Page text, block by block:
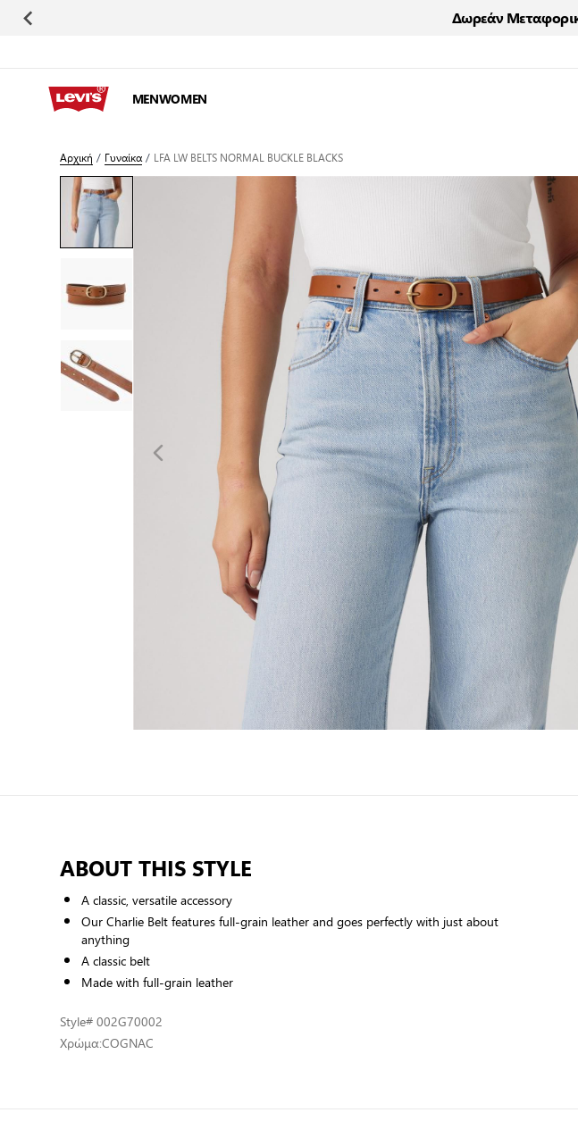
Δωρεάν
MENWOMEN
Αρχική / Γυναίκα/ LFA LW BELTS NORMAL BUCKLE BLACKS
ABOUT THIS STYLE
A classic, versatile accessory
Our Charlie Belt features full-grain leather and goes perfectly with just about
anything
A classic belt
Made with full-grain leather
Style# 002G70002
Χρώμα:COGNAC